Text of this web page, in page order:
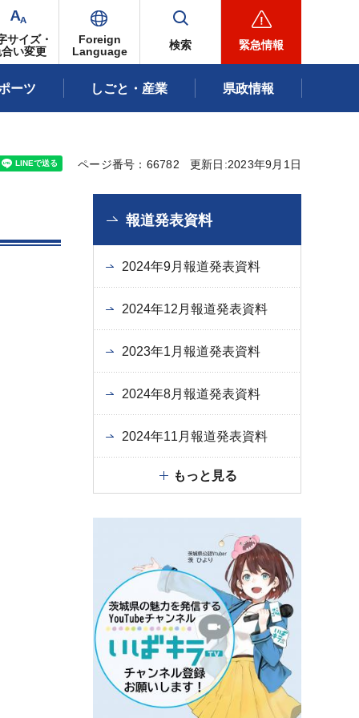
サイズ・
い変更
Foreign
Language
検索 緊急情報
ーツ しごと・産業 県政情報
ページ番号：66782 更新日:2023年9月1日
報道発表資料
2024年9月報道発表資料
2024年12月報道発表資料
2023年1月報道発表資料
2024年8月報道発表資料
2024年11月報道発表資料
もっと見る